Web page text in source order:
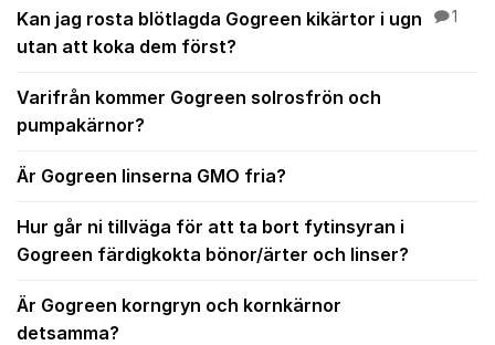
Kan jag rosta blötlagda Gogreen kikärtor i ugn
utan att koka dem först?
1
Varifrån kommer Gogreen solrosfrön och
pumpakärnor?
Är Gogreen linserna GMO fria?
Hur går ni tillväga för att ta bort fytinsyran i
Gogreen färdigkokta bönor/ärter och linser?
Är Gogreen korngryn och kornkärnor
detsamma?